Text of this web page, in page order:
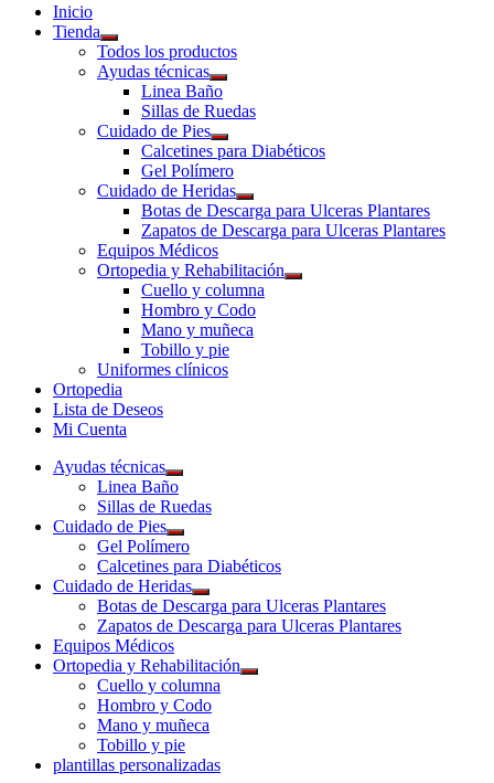
Inicio
Tienda
Todos los productos
Ayudas técnicas
Linea Baño
Sillas de Ruedas
Cuidado de Pies
Calcetines para Diabéticos
Gel Polímero
Cuidado de Heridas
Botas de Descarga para Ulceras Plantares
Zapatos de Descarga para Ulceras Plantares
Equipos Médicos
Ortopedia y Rehabilitación
Cuello y columna
Hombro y Codo
Mano y muñeca
Tobillo y pie
Uniformes clínicos
Ortopedia
Lista de Deseos
Mi Cuenta
Ayudas técnicas
Linea Baño
Sillas de Ruedas
Cuidado de Pies
Gel Polímero
Calcetines para Diabéticos
Cuidado de Heridas
Botas de Descarga para Ulceras Plantares
Zapatos de Descarga para Ulceras Plantares
Equipos Médicos
Ortopedia y Rehabilitación
Cuello y columna
Hombro y Codo
Mano y muñeca
Tobillo y pie
plantillas personalizadas